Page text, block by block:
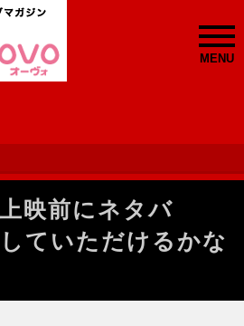
MENU
映前にネタバ
ていただけるかな